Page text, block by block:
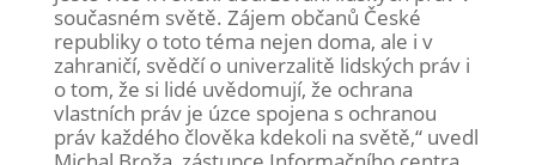
současném světě. Zájem občanů České
republiky o toto téma nejen doma, ale i v
zahraničí, svědčí o univerzalitě lidských práv i
o tom, že si lidé uvědomují, že ochrana
vlastních práv je úzce spojena s ochranou
práv každého člověka kdekoli na světě,“ uvedl